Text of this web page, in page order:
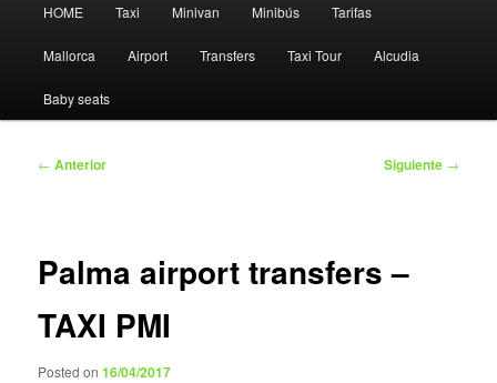
principal
HOME Taxi Minivan Minibús Tarifas
Mallorca Airport Transfers Taxi Tour Alcudia
Baby seats
Navegación
← Anterior Siguiente →
Palma airport transfers –
TAXI PMI
Posted on16/04/2017